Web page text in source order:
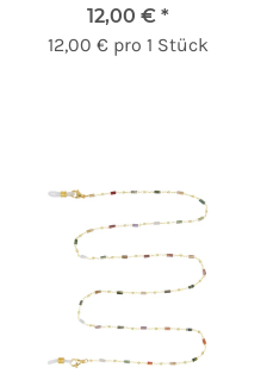
12,00 € *
12,00 € pro 1 Stück